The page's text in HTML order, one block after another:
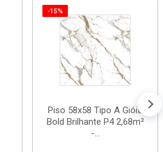
-15%
Piso 58x58 Tipo A Gióia
Bold Brilhante P4 2,68m²
-...